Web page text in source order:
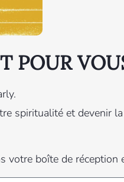
POUR
spiritualité et devenir
votre boîte de réception